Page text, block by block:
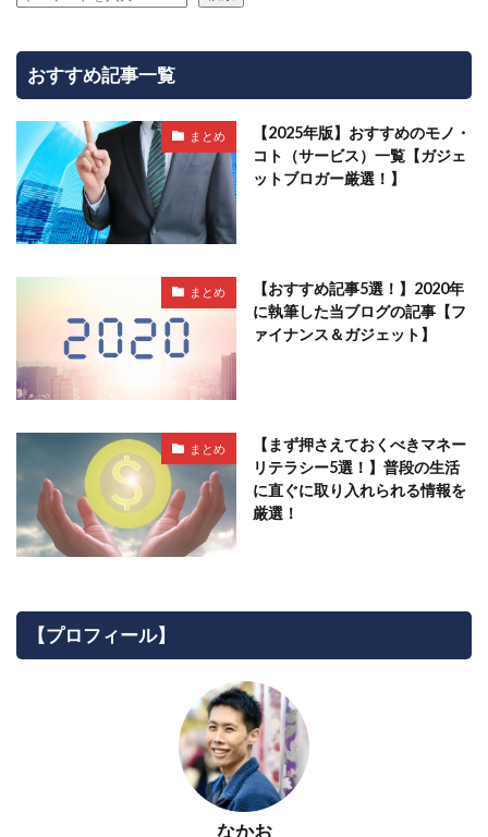
おすすめ記事一覧
まとめ
【2025年版】おすすめのモノ・
コト（サービス）一覧【ガジェ
ットブロガー厳選！】
まとめ
【おすすめ記事5選！】2020年
に執筆した当ブログの記事【フ
ァイナンス＆ガジェット】
まとめ
【まず押さえておくべきマネー
リテラシー5選！】普段の生活
に直ぐに取り入れられる情報を
厳選！
【プロフィール】
なかお